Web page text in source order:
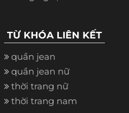
TỪ KHÓA LIÊN KẾT
quần jean
quần jean nữ
thời trang nữ
thời trang nam